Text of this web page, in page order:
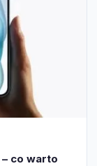
– co warto